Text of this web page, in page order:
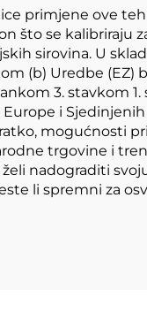
primjene ove
što se kalibriraju
sirovina. U
(b) Uredbe (EZ)
3. stavkom
i
mogućnosti
trgovine i
nadograditi
li spremni za